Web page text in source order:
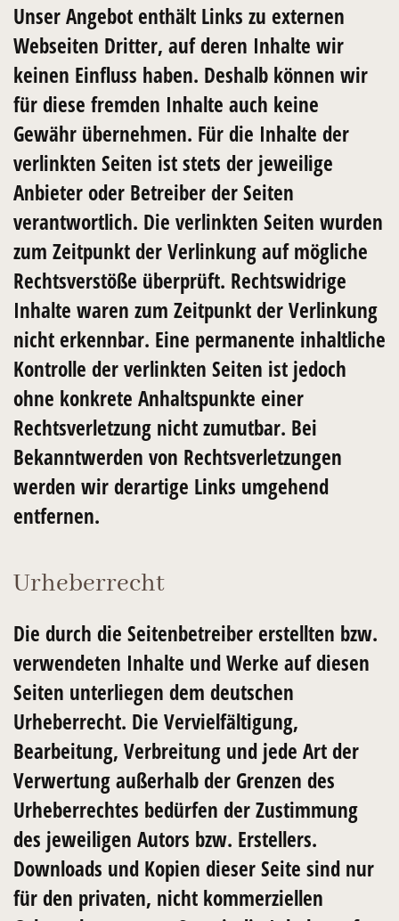
Unser Angebot enthält Links zu externen
Webseiten Dritter, auf deren Inhalte wir
keinen Einfluss haben. Deshalb können wir
für diese fremden Inhalte auch keine
Gewähr übernehmen. Für die Inhalte der
verlinkten Seiten ist stets der jeweilige
Anbieter oder Betreiber der Seiten
verantwortlich. Die verlinkten Seiten wurden
zum Zeitpunkt der Verlinkung auf mögliche
Rechtsverstöße überprüft. Rechtswidrige
Inhalte waren zum Zeitpunkt der Verlinkung
nicht erkennbar. Eine permanente inhaltliche
Kontrolle der verlinkten Seiten ist jedoch
ohne konkrete Anhaltspunkte einer
Rechtsverletzung nicht zumutbar. Bei
Bekanntwerden von Rechtsverletzungen
werden wir derartige Links umgehend
entfernen.
Urheberrecht
Die durch die Seitenbetreiber erstellten bzw.
verwendeten Inhalte und Werke auf diesen
Seiten unterliegen dem deutschen
Urheberrecht. Die Vervielfältigung,
Bearbeitung, Verbreitung und jede Art der
Verwertung außerhalb der Grenzen des
Urheberrechtes bedürfen der Zustimmung
des jeweiligen Autors bzw. Erstellers.
Downloads und Kopien dieser Seite sind nur
für den privaten, nicht kommerziellen